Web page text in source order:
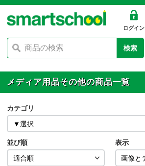
ログイン
検索
メディア用品その他の商品一覧
カテゴリ
並び順 表示